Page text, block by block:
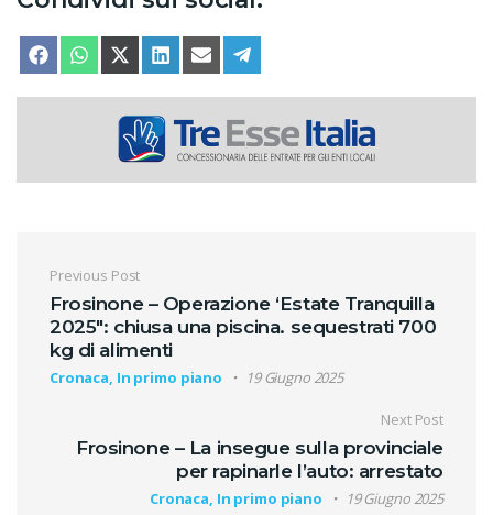
SHARE ON
FACEBOOKSHARE ON
WHATSAPPSHARE ON
X (TWITTER)
SHARE ON
LINKEDINSHARE ON
EMAIL
Navigazione articoli
Previous Post
Frosinone – Operazione ‘Estate Tranquilla
2025″: chiusa una piscina. sequestrati 700
kg di alimenti
Cronaca, In primo piano 19 Giugno 2025
Next Post
Frosinone – La insegue sulla provinciale
per rapinarle l’auto: arrestato
Cronaca, In primo piano 19 Giugno 2025